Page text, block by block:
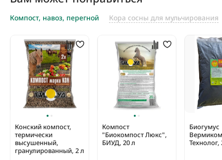
Компост, навоз, перегной Кора сосны для мульчирования
Конский компост,
термически
высушенный,
гранулированный, 2 л
Компост
"Биокомпост Люкс",
БИУД, 20 л
Биогумус
Технолог,